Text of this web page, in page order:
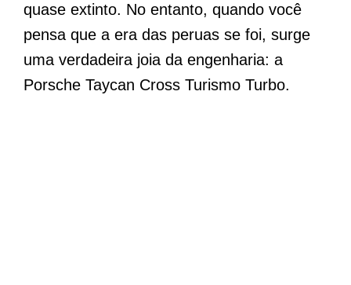
quase extinto. No entanto, quando você
pensa que a era das peruas se foi, surge
uma verdadeira joia da engenharia: a
Porsche Taycan Cross Turismo Turbo.